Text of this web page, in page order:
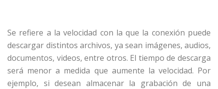
Se refiere a la velocidad con la que la conexión puede
descargar distintos archivos, ya sean imágenes, audios,
documentos, videos, entre otros. El tiempo de descarga
será menor a medida que aumente la velocidad. Por
ejemplo, si desean almacenar la grabación de una